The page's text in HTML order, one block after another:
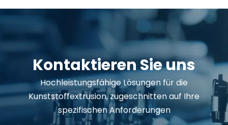
Kontaktieren Sie uns
Hochleistungsfähige Lösungen für die
Kunststoffextrusion, zugeschnitten auf Ihre
spezifischen Anforderungen